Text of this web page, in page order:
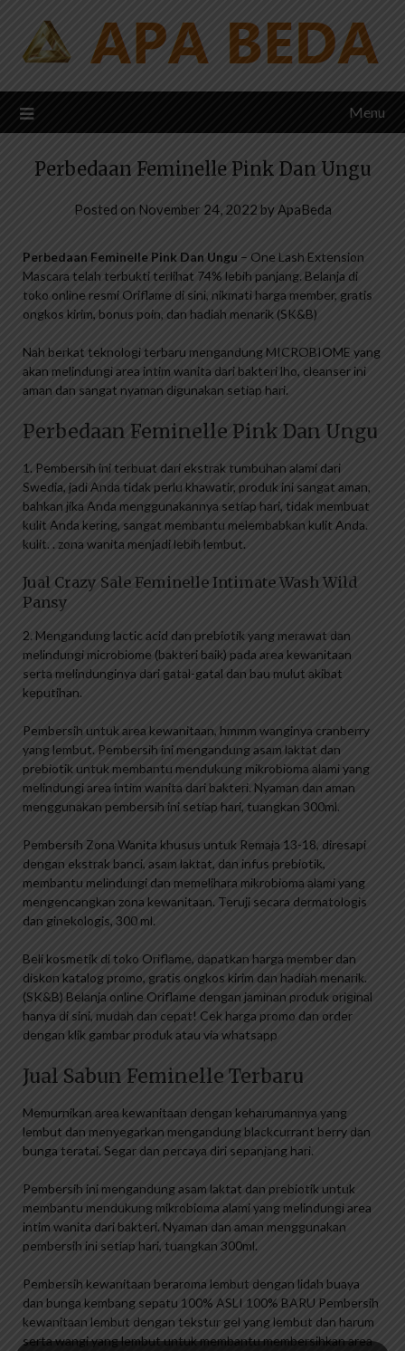
content
Menu
Perbedaan Feminelle Pink Dan Ungu
Posted on November 24, 2022 byApaBeda
Perbedaan Feminelle Pink Dan Ungu – One Lash Extension
Mascara telah terbukti terlihat 74% lebih panjang. Belanja di
toko online resmi Oriflame di sini, nikmati harga member, gratis
ongkos kirim, bonus poin, dan hadiah menarik (SK&B)
Nah berkat teknologi terbaru mengandung MICROBIOME yang
akan melindungi area intim wanita dari bakteri lho, cleanser ini
aman dan sangat nyaman digunakan setiap hari.
Perbedaan Feminelle Pink Dan Ungu
1. Pembersih ini terbuat dari ekstrak tumbuhan alami dari
Swedia, jadi Anda tidak perlu khawatir, produk ini sangat aman,
bahkan jika Anda menggunakannya setiap hari, tidak membuat
kulit Anda kering, sangat membantu melembabkan kulit Anda.
kulit. . zona wanita menjadi lebih lembut.
Jual Crazy Sale Feminelle Intimate Wash Wild
Pansy
2. Mengandung lactic acid dan prebiotik yang merawat dan
melindungi microbiome (bakteri baik) pada area kewanitaan
serta melindunginya dari gatal-gatal dan bau mulut akibat
keputihan.
Pembersih untuk area kewanitaan, hmmm wanginya cranberry
yang lembut. Pembersih ini mengandung asam laktat dan
prebiotik untuk membantu mendukung mikrobioma alami yang
melindungi area intim wanita dari bakteri. Nyaman dan aman
menggunakan pembersih ini setiap hari, tuangkan 300ml.
Pembersih Zona Wanita khusus untuk Remaja 13-18, diresapi
dengan ekstrak banci, asam laktat, dan infus prebiotik,
membantu melindungi dan memelihara mikrobioma alami yang
mengencangkan zona kewanitaan. Teruji secara dermatologis
dan ginekologis, 300 ml.
Beli kosmetik di toko Oriflame, dapatkan harga member dan
diskon katalog promo, gratis ongkos kirim dan hadiah menarik.
(SK&B) Belanja online Oriflame dengan jaminan produk original
hanya di sini, mudah dan cepat! Cek harga promo dan order
dengan klik gambar produk atau via whatsapp
Jual Sabun Feminelle Terbaru
Memurnikan area kewanitaan dengan keharumannya yang
lembut dan menyegarkan mengandung blackcurrant berry dan
bunga teratai. Segar dan percaya diri sepanjang hari.
Pembersih ini mengandung asam laktat dan prebiotik untuk
membantu mendukung mikrobioma alami yang melindungi area
intim wanita dari bakteri. Nyaman dan aman menggunakan
pembersih ini setiap hari, tuangkan 300ml.
Pembersih kewanitaan beraroma lembut dengan lidah buaya
dan bunga kembang sepatu 100% ASLI 100% BARU Pembersih
kewanitaan lembut dengan tekstur gel yang lembut dan harum
serta wangi yang lembut untuk membantu membersihkan area